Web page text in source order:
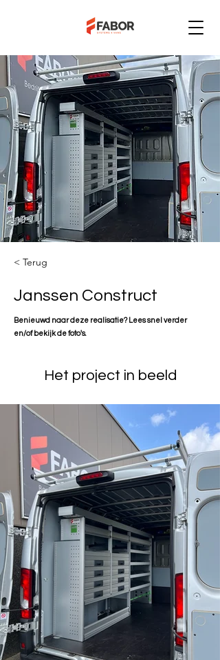
< Terug
Janssen Construct
Benieuwd naar deze realisatie? Lees snel verder
en/of bekijk de foto's.
Het project in beeld